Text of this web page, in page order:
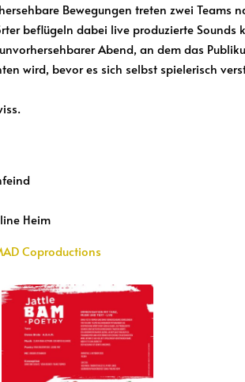
Bewegungen treten zwei Teams
beflügeln dabei live produzierte Sounds
Abend, an dem das
wird, bevor es sich selbst spielerisch
Heim
Coproductions